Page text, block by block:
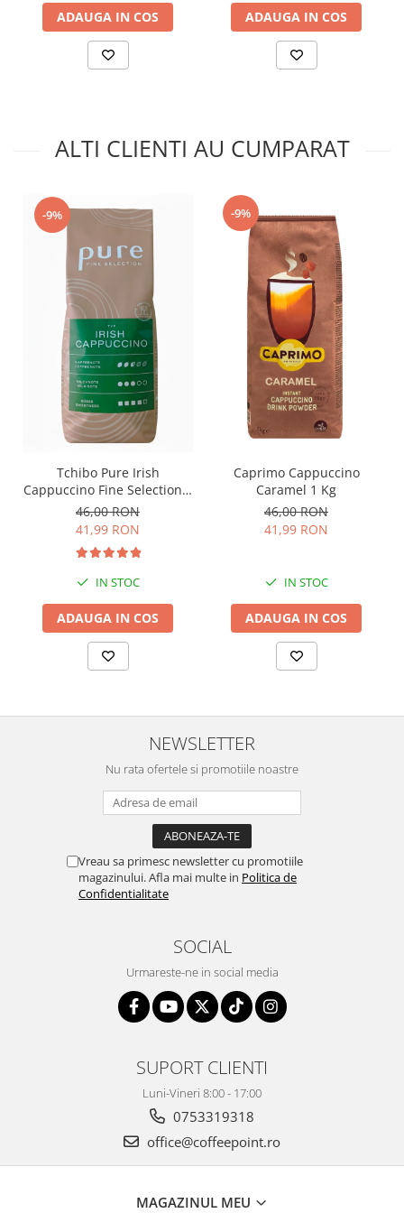
ADAUGA IN COS ADAUGA IN COS
ALTI CLIENTI AU CUMPARAT
-9%
Tchibo Pure Irish
Cappuccino Fine Selection 1
Kg
46,00 RON
41,99 RON
IN STOC
ADAUGA IN COS
-9%
Caprimo Cappuccino
Caramel 1 Kg
46,00 RON
41,99 RON
IN STOC
ADAUGA IN COS
NEWSLETTER
Nu rata ofertele si promotiile noastre
Vreau sa primesc newsletter cu promotiile
magazinului. Afla mai multe in Politica de
Confidentialitate
SOCIAL
Urmareste-ne in social media
SUPORT CLIENTI
Luni-Vineri 8:00 - 17:00
0753319318
office@coffeepoint.ro
MAGAZINUL MEU